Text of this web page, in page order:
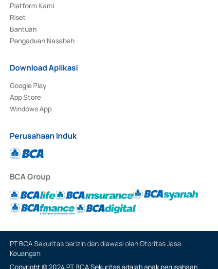
Platform Kami
Riset
Bantuan
Pengaduan Nasabah
Download Aplikasi
Google Play
App Store
Windows App
Perusahaan Induk
BCA Group
PT BCA Sekuritas berizin dan diawasi oleh Otoritas Jasa
Keuangan
Copyright © 2024 PT BCA Sekuritas adalah anak perusahaan